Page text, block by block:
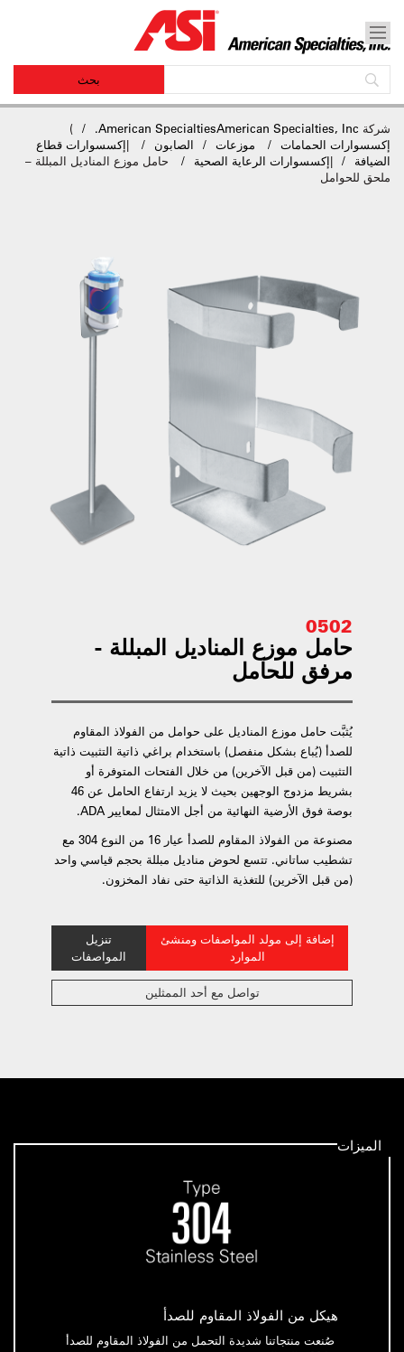
شركة American SpecialtiesAmerican Specialties, Inc.
)
إكسسوارات الحمامات
موزعات الصابون |إكسسوارات قطاع
الضيافة
|إكسسوارات الرعاية الصحية
حامل موزع المناديل المبللة –
ملحق للحوامل
0502
حامل موزع المناديل المبللة -
مرفق للحامل
يُثبَّت حامل موزع المناديل على حوامل من الفولاذ المقاوم
للصدأ (يُباع بشكل منفصل) باستخدام براغي ذاتية التثبيت ذاتية
التثبيت (من قبل الآخرين) من خلال الفتحات المتوفرة أو
بشريط مزدوج الوجهين بحيث لا يزيد ارتفاع الحامل عن 46
بوصة فوق الأرضية النهائية من أجل الامتثال لمعايير ADA.
مصنوعة من الفولاذ المقاوم للصدأ عيار 16 من النوع 304 مع
تشطيب ساتاني. تتسع لحوض مناديل مبللة بحجم قياسي واحد
(من قبل الآخرين) للتغذية الذاتية حتى نفاد المخزون.
إضافة إلى مولد المواصفات ومنشئ
الموارد
تنزيل
المواصفات
تواصل مع أحد الممثلين
الميزات
هيكل من الفولاذ المقاوم للصدأ
صُنعت منتجاتنا شديدة التحمل من الفولاذ المقاوم للصدأ